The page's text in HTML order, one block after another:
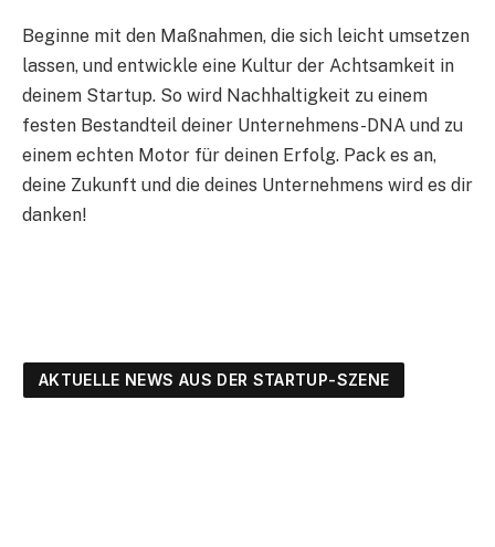
Beginne mit den Maßnahmen, die sich leicht umsetzen
lassen, und entwickle eine Kultur der Achtsamkeit in
deinem Startup. So wird Nachhaltigkeit zu einem
festen Bestandteil deiner Unternehmens-DNA und zu
einem echten Motor für deinen Erfolg. Pack es an,
deine Zukunft und die deines Unternehmens wird es dir
danken!
AKTUELLE NEWS AUS DER STARTUP-SZENE